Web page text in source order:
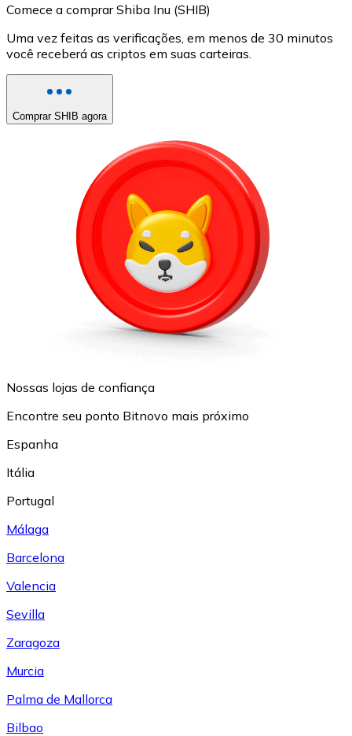
Comece a comprar Shiba Inu (SHIB)
Uma vez feitas as verificações, em menos de 30 minutos
você receberá as criptos em suas carteiras.
Comprar SHIB agora
Nossas lojas de confiança
Encontre seu ponto Bitnovo mais próximo
Espanha
Itália
Portugal
Málaga
Barcelona
Valencia
Sevilla
Zaragoza
Murcia
Palma de Mallorca
Bilbao